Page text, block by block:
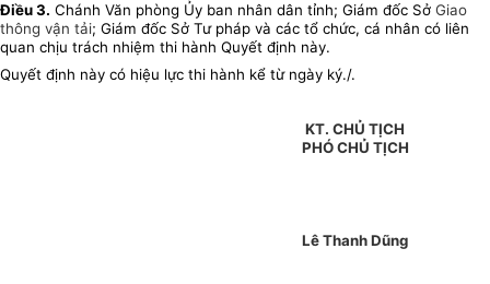
Điều 3. Chánh Văn phòng Ủy ban nhân dân tỉnh; Giám đốc Sở Giao
thông vận tải; Giám đốc Sở Tư pháp và các tổ chức, cá nhân có liên
quan chịu trách nhiệm thi hành Quyết định này.
Quyết định này có hiệu lực thi hành kể từ ngày ký./.
KT. CHỦ TỊCH
PHÓ CHỦ TỊCH
Lê Thanh Dũng